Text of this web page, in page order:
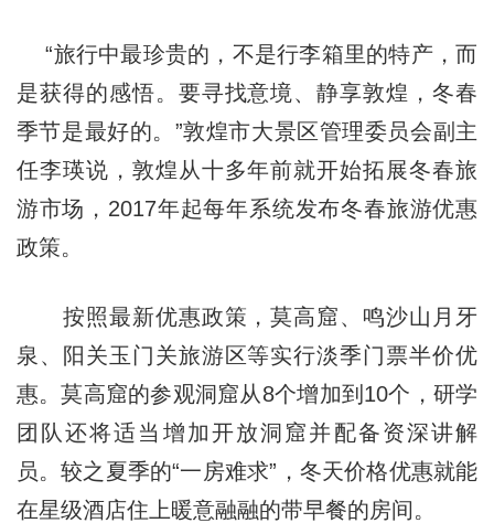
“旅行中最珍贵的，不是行李箱里的特产，而
是获得的感悟。要寻找意境、静享敦煌，冬春
季节是最好的。”敦煌市大景区管理委员会副主
任李瑛说，敦煌从十多年前就开始拓展冬春旅
游市场，2017年起每年系统发布冬春旅游优惠
政策。
按照最新优惠政策，莫高窟、鸣沙山月牙
泉、阳关玉门关旅游区等实行淡季门票半价优
惠。莫高窟的参观洞窟从8个增加到10个，研学
团队还将适当增加开放洞窟并配备资深讲解
员。较之夏季的“一房难求”，冬天价格优惠就能
在星级酒店住上暖意融融的带早餐的房间。